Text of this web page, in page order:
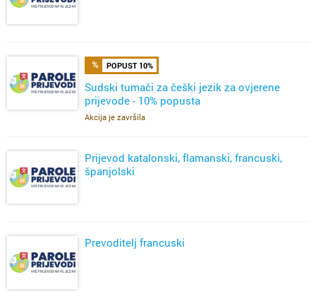
POPUST 10%
Sudski tumači za češki jezik za ovjerene
prijevode - 10% popusta
Akcija je završila
Prijevod katalonski, flamanski, francuski,
španjolski
Prevoditelj francuski